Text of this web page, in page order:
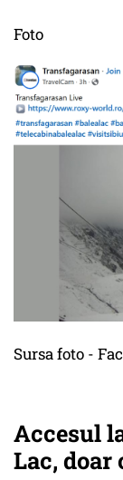
Foto
Sursa foto -
Accesul
Lac, doar